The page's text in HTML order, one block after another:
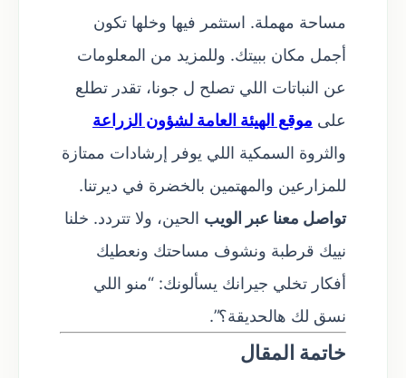
مساحة مهملة. استثمر فيها وخلها تكون
أجمل مكان ببيتك. وللمزيد من المعلومات
عن النباتات اللي تصلح ل جونا، تقدر تطلع
على موقع الهيئة العامة لشؤون الزراعة
والثروة السمكية اللي يوفر إرشادات ممتازة
للمزارعين والمهتمين بالخضرة في ديرتنا.
تواصل معنا عبر الويب الحين، ولا تتردد. خلنا
نييك قرطبة ونشوف مساحتك ونعطيك
أفكار تخلي جيرانك يسألونك: “منو اللي
نسق لك هالحديقة؟”.
خاتمة المقال